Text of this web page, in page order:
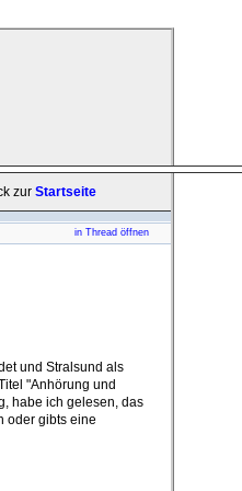
zur Startseite
in Thread öffnen
und Stralsund als
"Anhörung und
habe ich gelesen, das
oder gibts eine